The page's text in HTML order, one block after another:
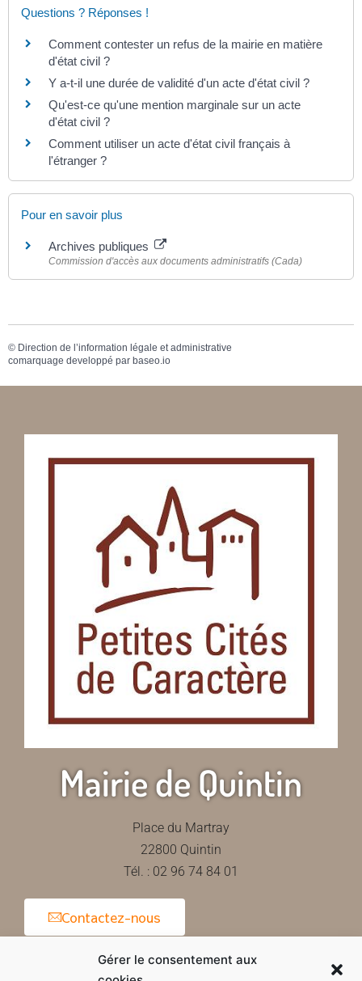
Gérer le consentement aux
Questions ? Réponses !
Comment contester un refus de la mairie en matière
d'état civil ?
Y a-t-il une durée de validité d'un acte d'état civil ?
Qu'est-ce qu'une mention marginale sur un acte
d'état civil ?
Comment utiliser un acte d'état civil français à
l'étranger ?
Pour en savoir plus
Archives publiques
Commission d'accès aux documents administratifs (Cada)
© Direction de l’information légale et administrative
comarquage developpé par baseo.io
Mairie de Quintin
Place du Martray
22800 Quintin
Tél. : 02 96 74 84 01
Contactez-nous